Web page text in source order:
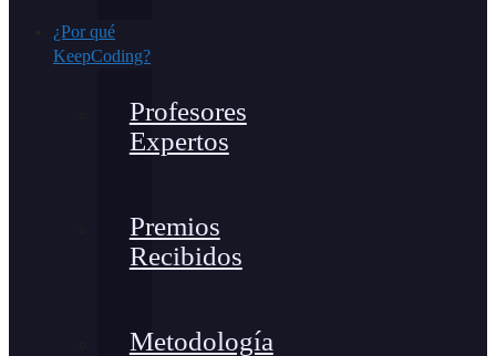
¿Por qué
KeepCoding?
Profesores
Expertos
Premios
Recibidos
Metodología